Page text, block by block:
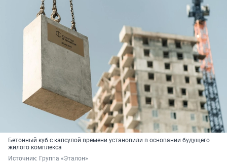
Бетонный куб с капсулой времени установили в основании будущего
жилого комплекса
Источник: Группа «Эталон»